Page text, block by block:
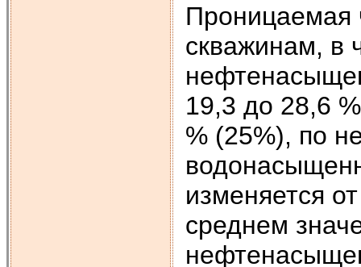
Проницаемая
скважинам, в
19,3 до 28,6
% (25%), по
изменяется
среднем